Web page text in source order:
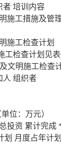
者 培训内容
施工措施及管
施工检查计划
检查计划见表
文明施工检查
人 组织者
位：万元）
投资 累计完成
划 月度占年计